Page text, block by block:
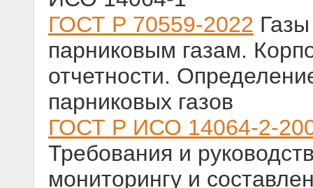
ГОСТ Р 70559-2022
парниковым газам.
отчетности.
парниковых газов
ГОСТ Р ИСО 14064-2-
Требования и
мониторингу и